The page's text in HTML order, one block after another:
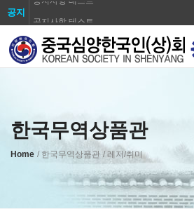
공지
공지사항 테스트
공지사항 테스트
공지사항 테스트
공지사항 테스트
공지사항 테스트
한국무역상품관
Home / 한국무역상품관 / 레저/취미
Sketchbook5, 스케
Sketchbook5, 스케